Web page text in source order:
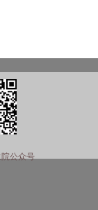
公众号